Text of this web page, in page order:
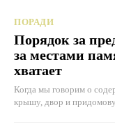
ПОРАДИ
Порядок за
за местами
хватает
Когда мы говорим о
крышу, двор и